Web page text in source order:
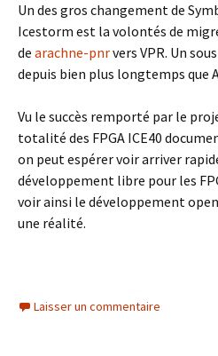
Un des gros changement de
Icestorm est la volontés de
de arachne-pnrvers VPR. Un
depuis bien plus longtemps que
Vu le succès remporté par le
totalité des FPGA ICE40
on peut espérer voir arriver
développement libre pour les
voir ainsi le développement
une réalité.
Laisser un commentaire